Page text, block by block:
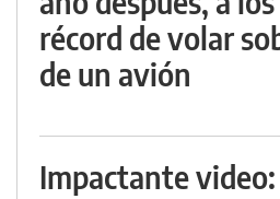
récord de volar
de un avión
Impactante